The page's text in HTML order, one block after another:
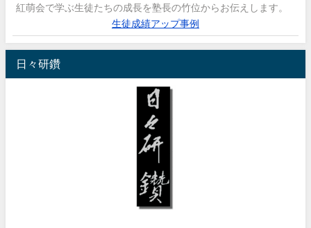
紅萌会で学ぶ生徒たちの成長を塾長の竹位からお伝えします。
生徒成績アップ事例
日々研鑽